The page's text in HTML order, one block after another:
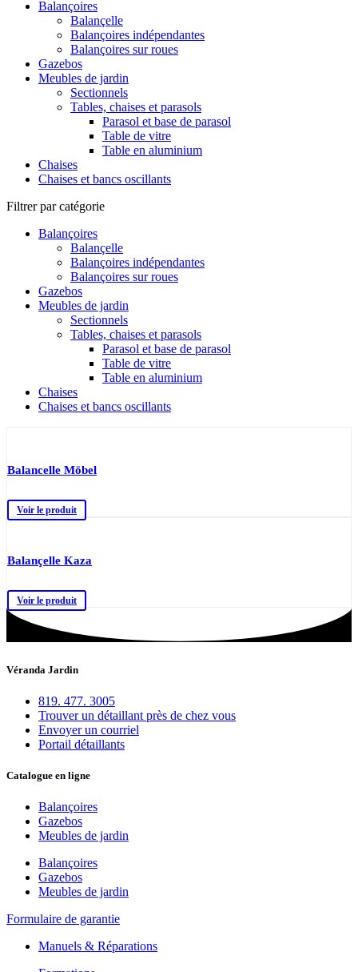
Balançoires
Balançelle
Balançoires indépendantes
Balançoires sur roues
Gazebos
Meubles de jardin
Sectionnels
Tables, chaises et parasols
Parasol et base de parasol
Table de vitre
Table en aluminium
Chaises
Chaises et bancs oscillants
Filtrer par catégorie
Balançoires
Balançelle
Balançoires indépendantes
Balançoires sur roues
Gazebos
Meubles de jardin
Sectionnels
Tables, chaises et parasols
Parasol et base de parasol
Table de vitre
Table en aluminium
Chaises
Chaises et bancs oscillants
Balancelle Möbel
Voir le produit
Balançelle Kaza
Voir le produit
Véranda Jardin
819. 477. 3005
Trouver un détaillant près de chez vous
Envoyer un courriel
Portail détaillants
Catalogue en ligne
Balançoires
Gazebos
Meubles de jardin
Balançoires
Gazebos
Meubles de jardin
Formulaire de garantie
Manuels & Réparations